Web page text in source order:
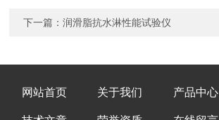
下一篇：润滑脂抗水淋性能试验仪
网站首页 关于我们 产品中心